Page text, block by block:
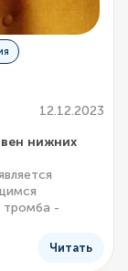
12.12.2023
нижних
тромба -
Читать